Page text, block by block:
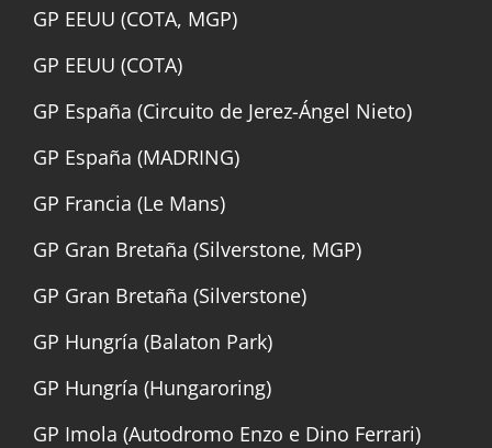
GP EEUU (COTA, MGP)
GP EEUU (COTA)
GP España (Circuito de Jerez-Ángel Nieto)
GP España (MADRING)
GP Francia (Le Mans)
GP Gran Bretaña (Silverstone, MGP)
GP Gran Bretaña (Silverstone)
GP Hungría (Balaton Park)
GP Hungría (Hungaroring)
GP Imola (Autodromo Enzo e Dino Ferrari)